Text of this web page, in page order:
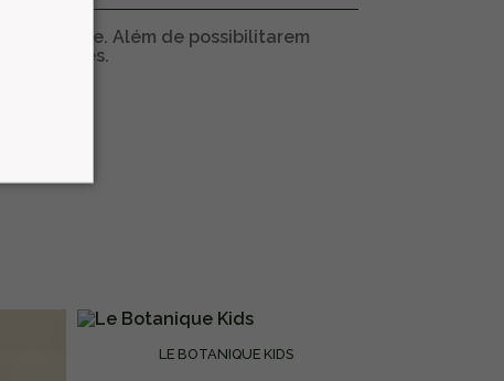
Além de possibilitarem
amenities.
LE BOTANIQUE KIDS